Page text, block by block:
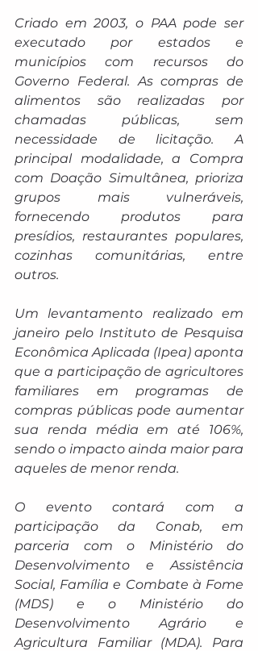
Criado em 2003, o PAA pode ser
executado por estados e
municípios com recursos do
Governo Federal. As compras de
alimentos são realizadas por
chamadas públicas, sem
necessidade de licitação. A
principal modalidade, a Compra
com Doação Simultânea, prioriza
grupos mais vulneráveis,
fornecendo produtos para
presídios, restaurantes populares,
cozinhas comunitárias, entre
outros.
Um levantamento realizado em
janeiro pelo Instituto de Pesquisa
Econômica Aplicada (Ipea) aponta
que a participação de agricultores
familiares em programas de
compras públicas pode aumentar
sua renda média em até 106%,
sendo o impacto ainda maior para
aqueles de menor renda.
O evento contará com a
participação da Conab, em
parceria com o Ministério do
Desenvolvimento e Assistência
Social, Família e Combate à Fome
(MDS) e o Ministério do
Desenvolvimento Agrário e
Agricultura Familiar (MDA). Para